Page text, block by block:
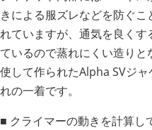
きによる服ズレなどを防ぐ
れていますが、通気を良く
ているので蒸れにくい造り
使して作られたAlpha SVジ
れの一着です。
■ クライマーの動きを計算し